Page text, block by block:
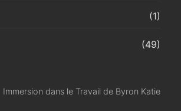
(1)
(49)
Immersion dans le Travail de Byron Katie